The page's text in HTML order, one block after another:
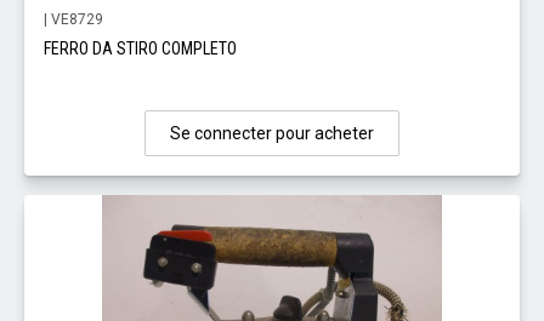
| VE8729
FERRO DA STIRO COMPLETO
Se connecter pour acheter